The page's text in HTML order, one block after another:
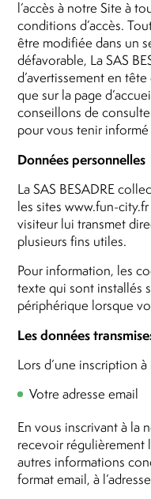
l’accès à notre Site à
conditions d’accès.
être modifiée dans un
défavorable, La SAS
d’avertissement en
que sur la page
conseillons de
pour vous tenir
Données personnelles
La SAS BESADRE
les sites www.fun-
visiteur lui transmet
plusieurs fins utiles.
Pour information, les
texte qui sont installés
périphérique lorsque
Les données
Lors d’une inscription
Votre adresse email
En vous inscrivant à la
recevoir régulièrement
autres informations
format email, à